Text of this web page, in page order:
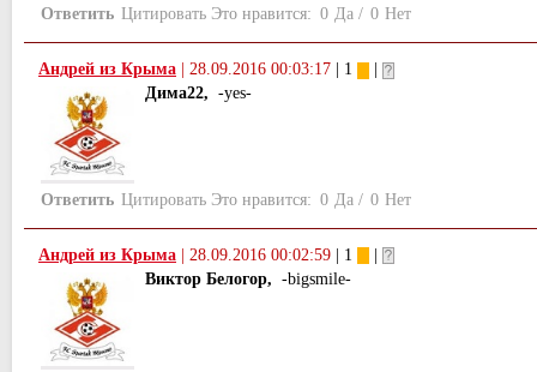
Ответить Цитировать Это нравится: 0 Да / 0 Нет
Андрей из Крыма 28.09.2016 00:03:17 | 1
Дима22, -yes-
Ответить Цитировать Это нравится: 0 Да / 0 Нет
Андрей из Крыма | 28.09.2016 00:02:59 | 1
|
Виктор Белогор, -bigsmile-